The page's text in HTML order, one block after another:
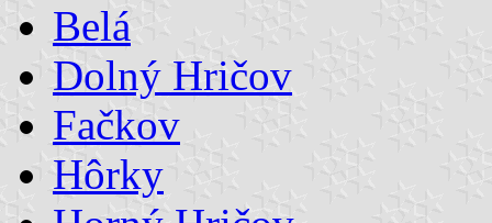
Belá
Dolný Hričov
Fačkov
Hôrky